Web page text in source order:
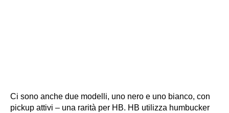
Ci sono anche due modelli, uno nero e uno bianco, con
pickup attivi – una rarità per HB. HB utilizza humbucker